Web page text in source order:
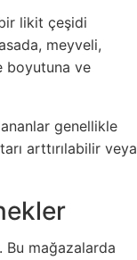
likit çeşidi
meyveli,
boyutuna ve
genellikle
arttırılabilir veya
Bu mağazalarda